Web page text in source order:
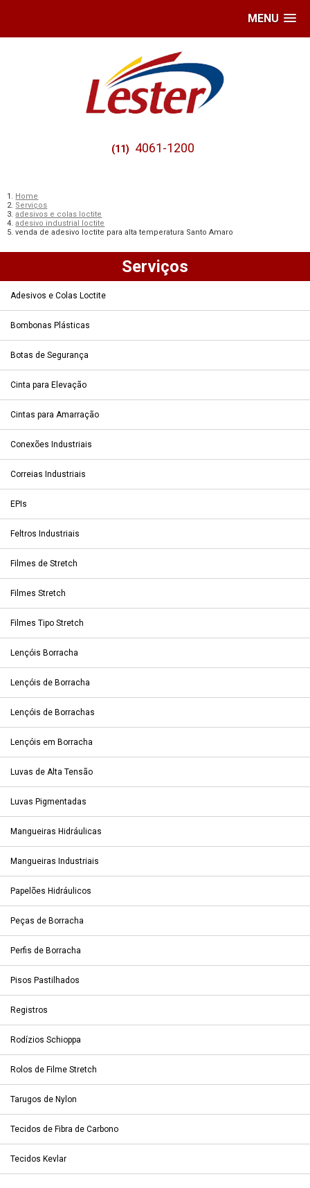
MENU
(11) 4061-1200
Home
Serviços
adesivos e colas loctite
adesivo industrial loctite
venda de adesivo loctite para alta temperatura Santo Amaro
Serviços
Adesivos e Colas Loctite
Bombonas Plásticas
Botas de Segurança
Cinta para Elevação
Cintas para Amarração
Conexões Industriais
Correias Industriais
EPIs
Feltros Industriais
Filmes de Stretch
Filmes Stretch
Filmes Tipo Stretch
Lençóis Borracha
Lençóis de Borracha
Lençóis de Borrachas
Lençóis em Borracha
Luvas de Alta Tensão
Luvas Pigmentadas
Mangueiras Hidráulicas
Mangueiras Industriais
Papelões Hidráulicos
Peças de Borracha
Perfis de Borracha
Pisos Pastilhados
Registros
Rodízios Schioppa
Rolos de Filme Stretch
Tarugos de Nylon
Tecidos de Fibra de Carbono
Tecidos Kevlar